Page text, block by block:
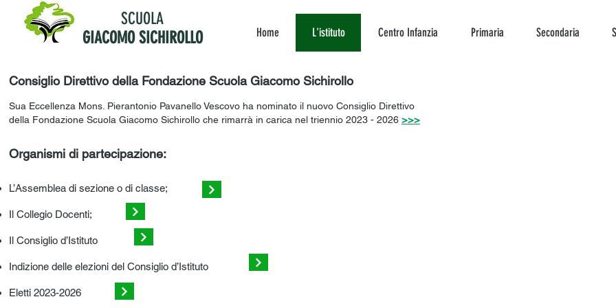
Home L'istituto Centro Infanzia Primaria Secondaria
SCUOLA
GIACOMO SICHIROLLO
Consiglio Direttivo della Fondazione Scuola Giacomo Sichirollo
Sua Eccellenza Mons. Pierantonio Pavanello Vescovo ha nominato il nuovo Consiglio Direttivo
della Fondazione Scuola Giacomo Sichirollo che rimarrà in carica nel triennio 2023 - 2026 >>>
Organismi di partecipazione:
L’Assemblea di sezione o di classe;
Il Collegio Docenti;
Il Consiglio d’Istituto
Indizione delle elezioni del Consiglio d’Istituto
Eletti 2023-2026